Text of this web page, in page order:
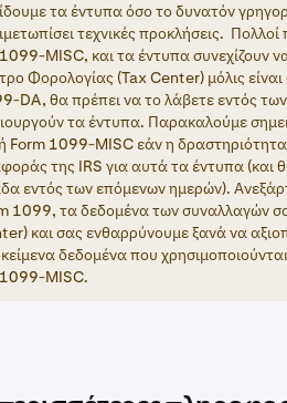
τα έντυπα όσο το δυνατόν
τεχνικές προκλήσεις.
MISC, και τα έντυπα συνεχίζουν
Φορολογίας (Tax Center) μόλις
DA, θα πρέπει να το λάβετε εντός
τα έντυπα. Παρακαλούμε
Form 1099-MISC εάν η
της IRS για αυτά τα έντυπα (και
εντός των επόμενων ημερών).
1099, τα δεδομένα των συναλλαγών
και σας ενθαρρύνουμε ξανά να
δεδομένα που
1099-MISC.